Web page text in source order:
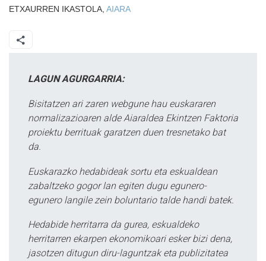
ETXAURREN IKASTOLA, AIARA
LAGUN AGURGARRIA:
Bisitatzen ari zaren webgune hau euskararen
normalizazioaren alde Aiaraldea Ekintzen Faktoria
proiektu berrituak garatzen duen tresnetako bat
da.
Euskarazko hedabideak sortu eta eskualdean
zabaltzeko gogor lan egiten dugu egunero-
egunero langile zein boluntario talde handi batek.
Hedabide herritarra da gurea, eskualdeko
herritarren ekarpen ekonomikoari esker bizi dena,
jasotzen ditugun diru-laguntzak eta publizitatea